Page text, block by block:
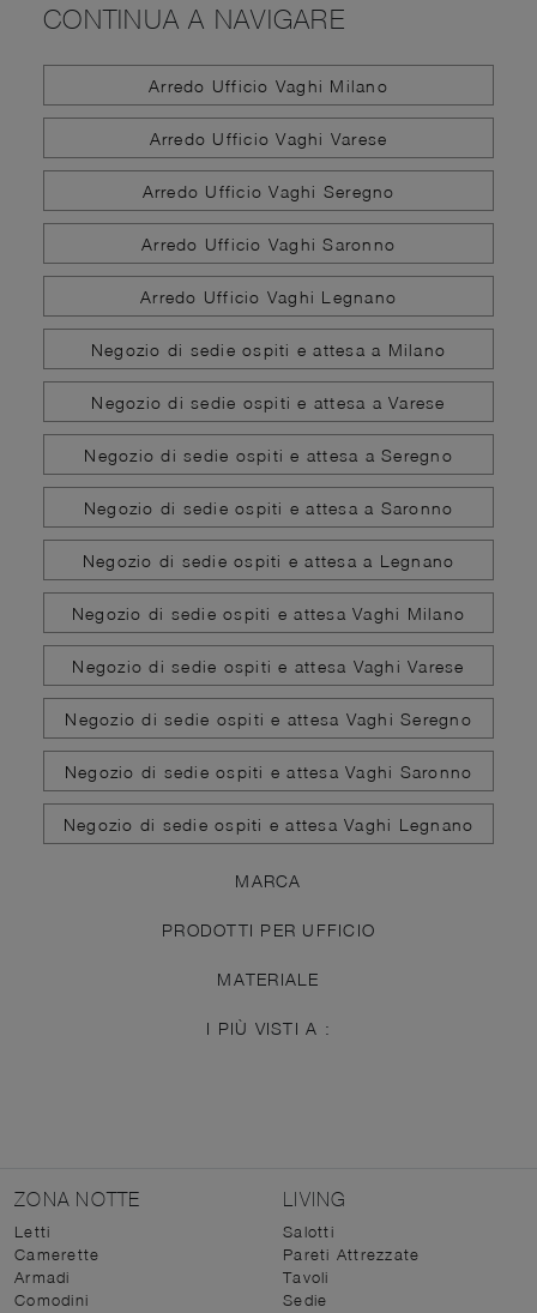
CONTINUA A NAVIGARE
Arredo Ufficio Vaghi Milano
Arredo Ufficio Vaghi Varese
Arredo Ufficio Vaghi Seregno
Arredo Ufficio Vaghi Saronno
Arredo Ufficio Vaghi Legnano
Negozio di sedie ospiti e attesa a Milano
Negozio di sedie ospiti e attesa a Varese
Negozio di sedie ospiti e attesa a Seregno
Negozio di sedie ospiti e attesa a Saronno
Negozio di sedie ospiti e attesa a Legnano
Negozio di sedie ospiti e attesa Vaghi Milano
Negozio di sedie ospiti e attesa Vaghi Varese
Negozio di sedie ospiti e attesa Vaghi Seregno
Negozio di sedie ospiti e attesa Vaghi Saronno
Negozio di sedie ospiti e attesa Vaghi Legnano
MARCA
PRODOTTI PER UFFICIO
MATERIALE
I PIÙ VISTI A :
ZONA NOTTE
Letti
Camerette
Armadi
Comodini
LIVING
Salotti
Pareti Attrezzate
Tavoli
Sedie